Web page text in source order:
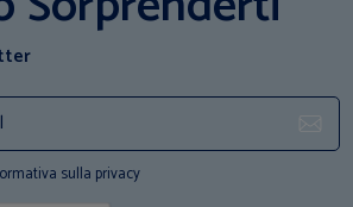
sulla privacy